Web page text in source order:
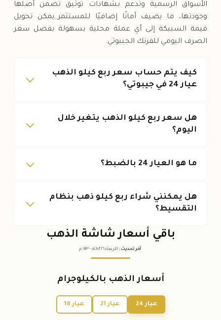
الأسواق الرسمية وتُدعم بشهادات توثيق تضمن أصلها
وجودتها، ما يضيف أمانًا إضافيًا للمستثمر.,يمكن تحويل
قيمة السبيكة إلى أي عملة محلية بسهولة بفضل سعر
الصرف اليومي للفرنك الجيبوتي.
كيف يتم حساب سعر ربع كيلو الذهب
عيار 24 في جيبوتي؟
هل سعر ربع كيلو الذهب يتغير خلال
اليوم؟
ما هو العيار 24 بالضبط؟
هل يمكنني شراء ربع كيلو ذهب بنظام
التقسيط؟
باقي أسعار شاشة الذهب
آخر تحديث : الأربعاء ٠٥ /٠٨/٢٠٢٦ - ٠٩:٢٣م
أسعار الذهب بالكيلوجرام
عيار 24 عيار 21 عيار 18